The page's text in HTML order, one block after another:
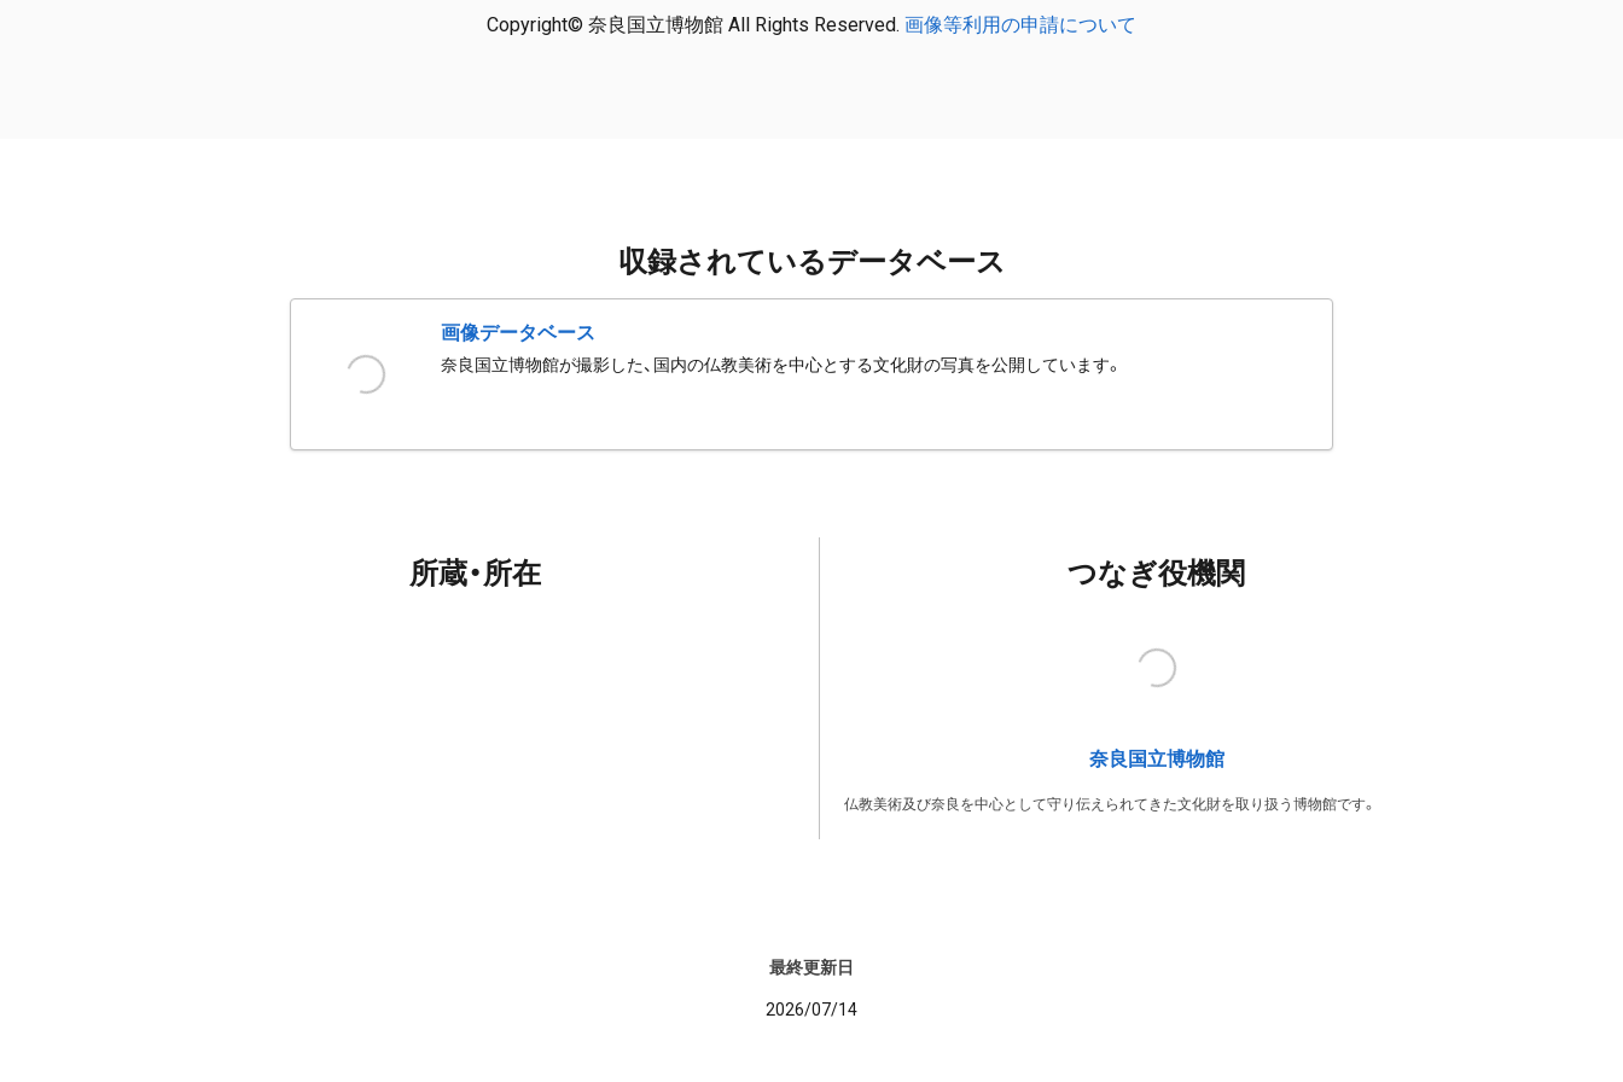
Copyright© 奈良国立博物館 All Rights Reserved. 画像等利用の申請について
収録されているデータベース
画像データベース
奈良国立博物館が撮影した、国内の仏教美術を中心とする文化財の写真を公開しています。
所蔵・所在 つなぎ役機関
奈良国立博物館
仏教美術及び奈良を中心として守り伝えられてきた文化財を取り扱う博物館です。
最終更新日
2026/07/14